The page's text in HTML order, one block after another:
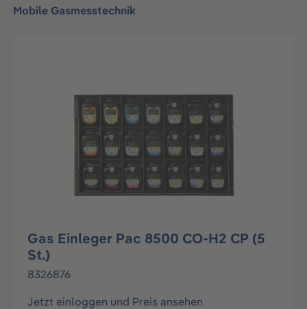
Mobile Gasmesstechnik
Gas Einleger Pac 8500 CO-H2 CP (5
St.)
8326876
Jetzt einloggen und Preis ansehen